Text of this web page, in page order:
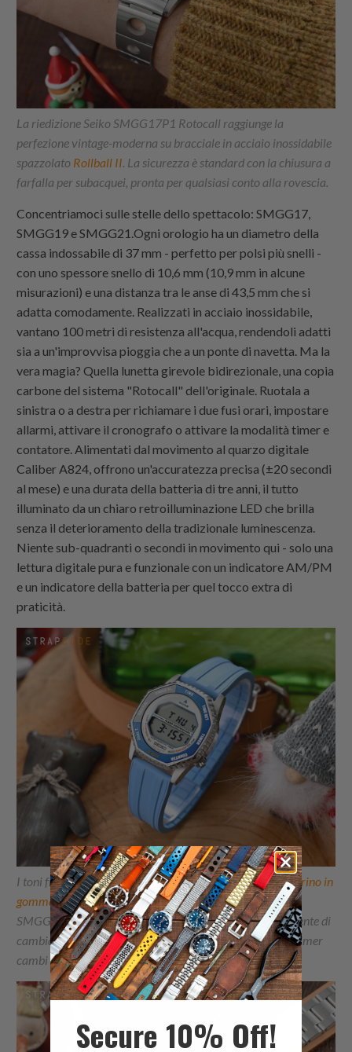
La riedizione Seiko SMGG17P1 Rotocall raggiunge la
perfezione vintage-moderna su bracciale in acciaio inossidabile
spazzolato Rollball II . La sicurezza è standard con la chiusura a
farfalla per subacquei, pronta per qualsiasi conto alla rovescia.
Concentriamoci sulle stelle dello spettacolo: SMGG17,
SMGG19 e SMGG21.Ogni orologio ha un diametro della
cassa indossabile di 37 mm - perfetto per polsi più snelli -
con uno spessore snello di 10,6 mm (10,9 mm in alcune
misurazioni) e una distanza tra le anse di 43,5 mm che si
adatta comodamente. Realizzati in acciaio inossidabile,
vantano 100 metri di resistenza all'acqua, rendendoli adatti
sia a un'improvvisa pioggia che a un ponte di navetta. Ma la
vera magia? Quella lunetta girevole bidirezionale, una copia
carbone del sistema "Rotocall" dell'originale. Ruotala a
sinistra o a destra per richiamare i due fusi orari, impostare
allarmi, attivare il cronografo o attivare la modalità timer e
contatore. Alimentati dal movimento al quarzo digitale
Caliber A824, offrono un'accuratezza precisa (±20 secondi
al mese) e una durata della batteria di tre anni, il tutto
illuminato da un chiaro retroilluminazione LED che brilla
senza il deterioramento della tradizionale luminescenza.
Niente sub-quadranti o secondi in movimento qui - solo una
lettura digitale pura e funzionale con un indicatore AM/PM
e un indicatore della batteria per quel tocco extra di
praticità.
I toni freddi dello spazio profondo brillano mentreil cinturino in
gomma FKM blu cieloabbraccia la riedizione Seiko
SMGG21P1 Rotocall. Il sistema di rilascio rapido ti consente di
cambiare stile più velocemente di quanto questo doppio timer
cambi zona.
Secure 10% Off!